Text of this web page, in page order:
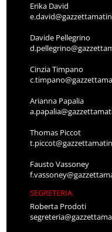
Erika David
Davide Pellegrino
Cinzia Timpano
Arianna Papalia
Thomas Piccot
Fausto Vassoney
SEGRETERIA
Roberta Prodoti